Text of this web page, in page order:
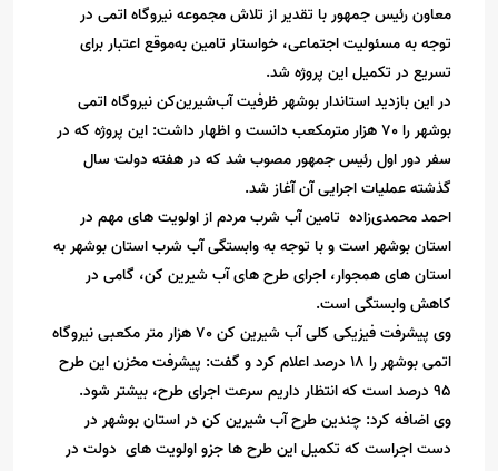
معاون رئیس جمهور با تقدیر از تلاش مجموعه نیروگاه اتمی در
توجه به مسئولیت اجتماعی، خواستار تامین به‌موقع اعتبار برای
تسریع در تکمیل این پروژه شد.
در این بازدید استاندار بوشهر ظرفیت آب‌شیرین‌کن نیروگاه اتمی
بوشهر را 70 هزار مترمکعب دانست و اظهار داشت: این پروژه که در
سفر دور اول رئیس جمهور مصوب شد که در هفته دولت سال
گذشته عملیات اجرایی آن آغاز شد.
احمد محمدی‌زاده تامین آب شرب مردم از اولویت های مهم در
استان بوشهر است و با توجه به وابستگی آب شرب استان بوشهر به
استان های همجوار، اجرای طرح های آب شیرین کن، گامی در
کاهش وابستگی است.
وی پیشرفت فیزیکی کلی آب شیرین کن 70 هزار متر مکعبی نیروگاه
اتمی بوشهر را 18 درصد اعلام کرد و گفت: پیشرفت مخزن این طرح
95 درصد است که انتظار داریم سرعت اجرای طرح، بیشتر شود.
وی اضافه کرد: چندین طرح آب شیرین کن در استان بوشهر در
دست اجراست که تکمیل این طرح ها جزو اولویت های دولت در